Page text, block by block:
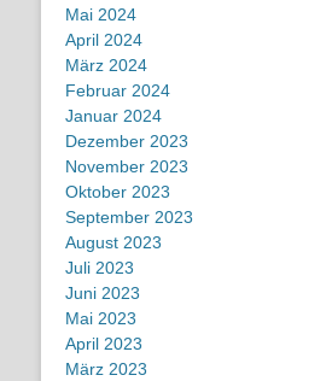
Mai 2024
April 2024
März 2024
Februar 2024
Januar 2024
Dezember 2023
November 2023
Oktober 2023
September 2023
August 2023
Juli 2023
Juni 2023
Mai 2023
April 2023
März 2023